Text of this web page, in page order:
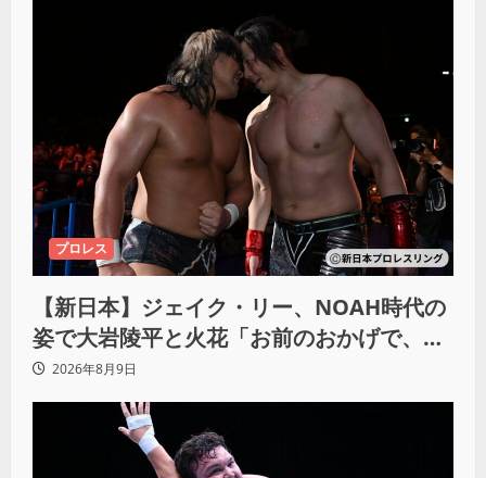
プロレス
【新日本】ジェイク・リー、NOAH時代の
姿で大岩陵平と火花「お前のおかげで、忘
れてたもの思い出したわ」
2026年8月9日